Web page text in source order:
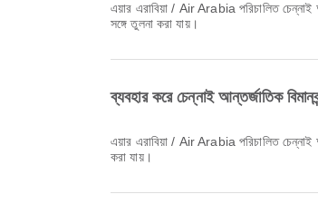
এয়ার এরাবিয়া / Air Arabia পরিচালিত চেন্নাই আন্তর্জাতিক বিমানবন্দর থেকে Sharjah International Airport যাওয়ার সবচেয়ে প্রাথমিক ফ্লাইটটি ০৪:০৫ সময়ে ছাড়ে। Airpaz-এ এই সময়সূচি দেখা এবং অন্যান্য উপলব্ধ ফ্লাইটের
সঙ্গে তুলনা করা যায়।
ব্যবহার করে চেন্নাই আন্তর্জাতিক
এয়ার এরাবিয়া / Air Arabia পরিচালিত চেন্নাই আন্তর্জাতিক বিমানবন্দর থেকে Sharjah International Airport যাওয়ার সর্বশেষ ফ্লাইটটি ০৪:০৫ সময়ে ছাড়ে। Airpaz-এ এই সময়সূচি দেখা এবং অন্যান্য উপলব্ধ ফ্লাইটের সঙ্গে তুলনা
করা যায়।